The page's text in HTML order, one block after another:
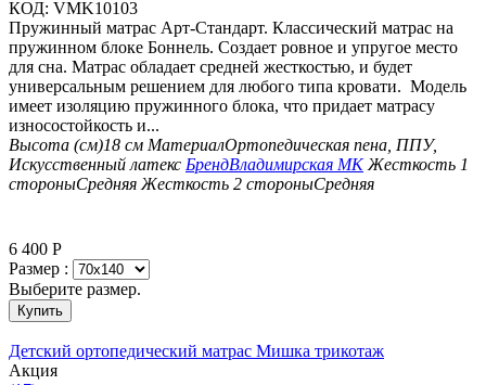
КОД: VMK10103
Пружинный матрас Арт-Стандарт. Классический матрас на
пружинном блоке Боннель. Создает ровное и упругое место
для сна. Матрас обладает средней жесткостью, и будет
универсальным решением для любого типа кровати. Модель
имеет изоляцию пружинного блока, что придает матрасу
износостойкость и...
Высота (см)18 см МатериалОртопедическая пена, ППУ,
Искусственный латекс БрендВладимирская МК Жесткость 1
стороныСредняя Жесткость 2 стороныСредняя
6 400 Р
Размер :
Выберите размер.
Купить
Детский ортопедический матрас Мишка трикотаж
Aкция